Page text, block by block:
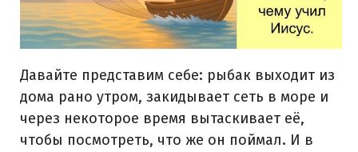
Давайте представим себе: рыбак выходит из
дома рано утром, закидывает сеть в море и
через некоторое время вытаскивает её,
чтобы посмотреть, что же он поймал. И в